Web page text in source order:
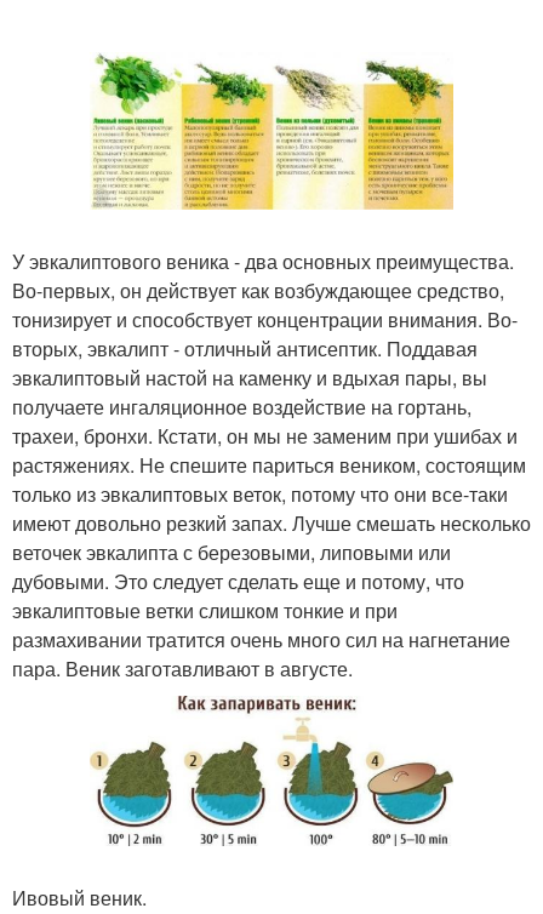
У эвкалиптового веника - два основных преимущества.
Во-первых, он действует как возбуждающее средство,
тонизирует и способствует концентрации внимания. Во-
вторых, эвкалипт - отличный антисептик. Поддавая
эвкалиптовый настой на каменку и вдыхая пары, вы
получаете ингаляционное воздействие на гортань,
трахеи, бронхи. Кстати, он мы не заменим при ушибах и
растяжениях. Не спешите париться веником, состоящим
только из эвкалиптовых веток, потому что они все-таки
имеют довольно резкий запах. Лучше смешать несколько
веточек эвкалипта с березовыми, липовыми или
дубовыми. Это следует сделать еще и потому, что
эвкалиптовые ветки слишком тонкие и при
размахивании тратится очень много сил на нагнетание
пара. Веник заготавливают в августе.
Ивовый веник.